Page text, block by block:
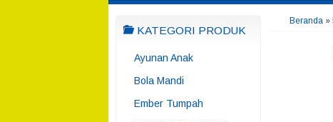
KATEGORI PRODUK
Ayunan Anak
Bola Mandi
Ember Tumpah
Beranda»